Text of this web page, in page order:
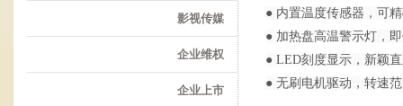
影视传媒
企业维权
企业上市
● 内置温度传感器，可
● 加热盘高温警示灯，
● LED刻度显示，新颖
● 无刷电机驱动，转速